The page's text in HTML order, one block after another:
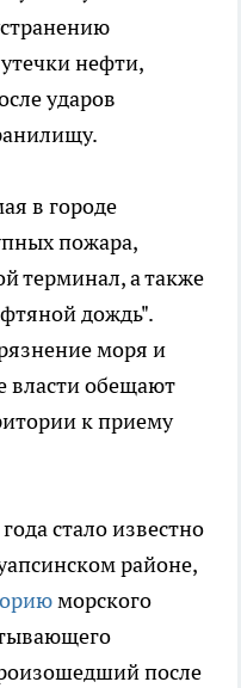
нефти,
ударов
в городе
пожара,
терминал, а также
дождь".
моря и
власти обещают
к приему
стало известно
районе,
морского
после